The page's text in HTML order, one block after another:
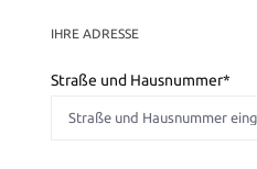
IHRE ADRESSE
Straße und Hausnummer*